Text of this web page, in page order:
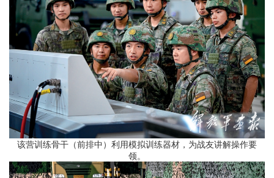
该营训练骨干（前排中）利用模拟训练器材，为战友讲解操作要
领。